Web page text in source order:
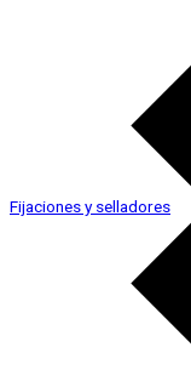
Fijaciones y selladores